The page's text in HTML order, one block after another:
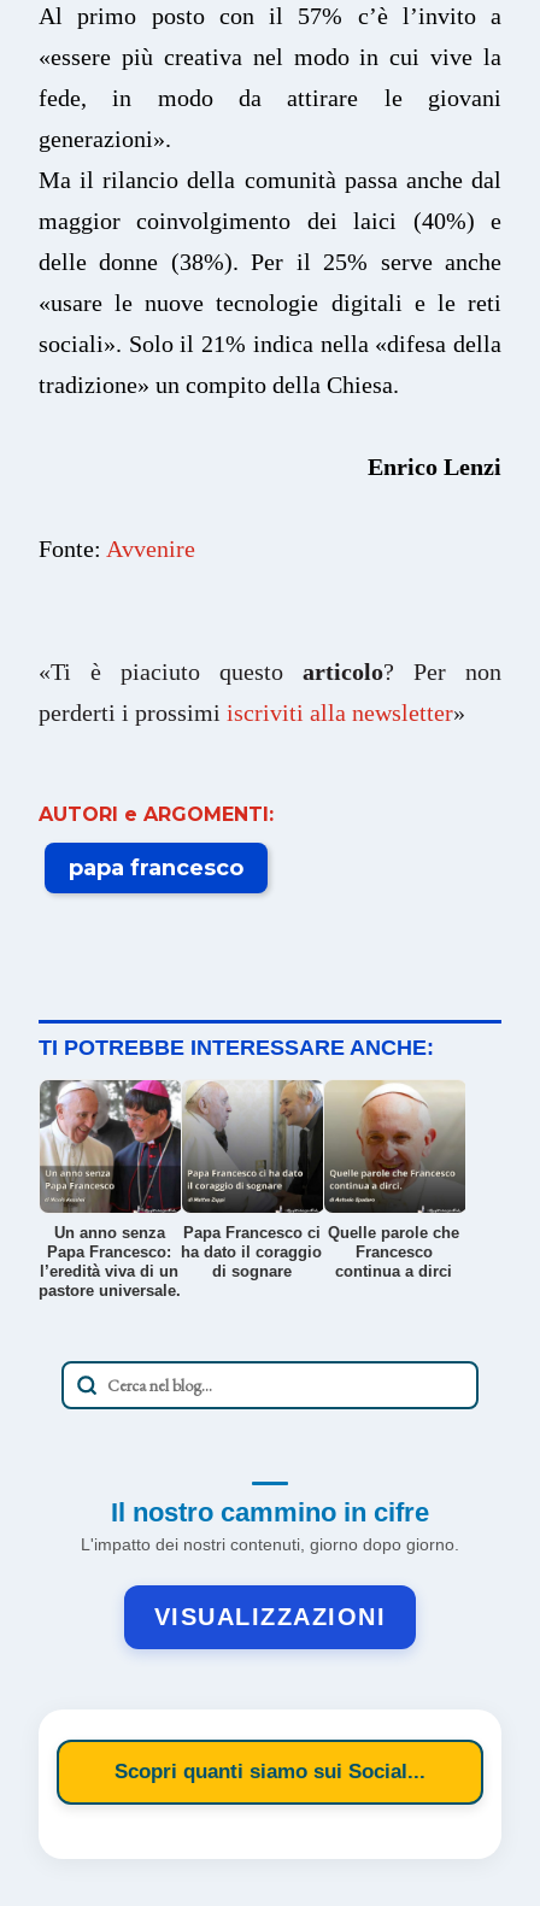
Al primo posto con il 57% c’è l’invito a
«essere più creativa nel modo in cui vive la
fede, in modo da attirare le giovani
generazioni».
Ma il rilancio della comunità passa anche dal
maggior coinvolgimento dei laici (40%) e
delle donne (38%). Per il 25% serve anche
«usare le nuove tecnologie digitali e le reti
sociali». Solo il 21% indica nella «difesa della
tradizione» un compito della Chiesa.
Enrico Lenzi
Fonte: Avvenire
«Ti è piaciuto questo articolo? Per non
perderti i prossimi iscriviti alla newsletter»
AUTORI e ARGOMENTI:
papa francesco
TI POTREBBE INTERESSARE ANCHE:
Un anno senza
Papa Francesco:
l’eredità viva di un
pastore universale.
Papa Francesco ci
ha dato il coraggio
di sognare
Quelle parole che
Francesco
continua a dirci
Il nostro cammino in cifre
L'impatto dei nostri contenuti, giorno dopo giorno.
VISUALIZZAZIONI
Scopri quanti siamo sui Social...